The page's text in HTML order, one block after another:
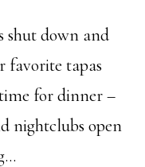
shut down and
favorite tapas
for dinner –
nightclubs open